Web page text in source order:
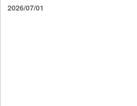
2026/07/01